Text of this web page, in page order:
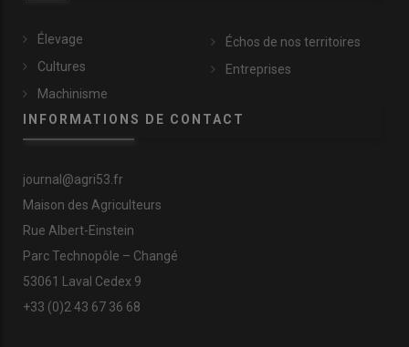
Élevage
Cultures
Machinisme
Échos de nos territoires
Entreprises
INFORMATIONS DE CONTACT
journal@agri53.fr
Maison des Agriculteurs
Rue Albert-Einstein
Parc Technopôle – Changé
53061 Laval Cedex 9
+33 (0)2 43 67 36 68